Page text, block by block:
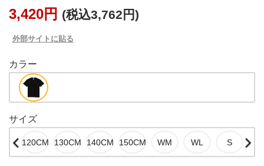
3,420円 (税込3,762円)
外部サイトに貼る
カラー
サイズ